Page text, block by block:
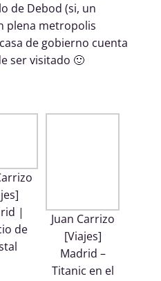
de Debod (si, un
plena metropolis
de gobierno cuenta
ser visitado 🙂
|
de
Juan Carrizo
[Viajes]
Madrid –
Titanic en el